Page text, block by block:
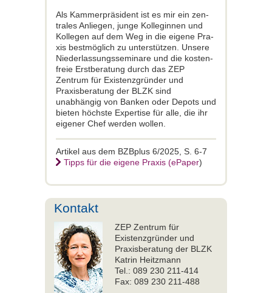
Als Kammerpräsident ist es mir ein zen­
trales Anliegen, junge Kolleginnen und
Kollegen auf dem Weg in die eigene Pra­
xis bestmöglich zu unterstützen. Unsere
Niederlassungsseminare und die kosten­
freie Erstberatung durch das ZEP
Zentrum für Existenzgründer und
Praxisberatung der BLZK sind
unabhängig von Banken oder Depots und
bieten höchste Exper­tise für alle, die ihr
eigener Chef werden wollen.
Artikel aus dem BZBplus 6/2025, S. 6-7
Tipps für die eigene Praxis (ePaper)
Kontakt
ZEP Zentrum für
Existenzgründer und
Praxisberatung der BLZK
Katrin Heitzmann
Tel.: 089 230 211-414
Fax: 089 230 211-488